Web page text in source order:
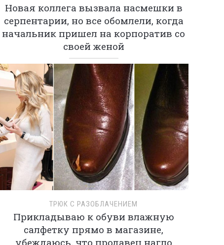
Новая коллега вызвала насмешки в
серпентарии, но все обомлели, когда
начальник пришел на корпоратив со
своей женой
ТРЮК С РАЗОБЛАЧЕНИЕМ
Прикладываю к обуви влажную
салфетку прямо в магазине,
убеждаюсь, что продавец нагло